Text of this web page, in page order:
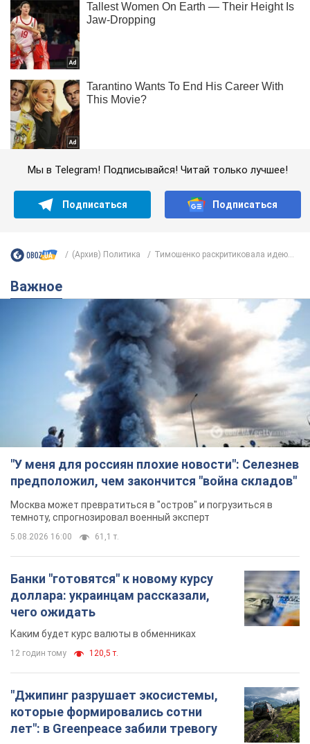
Мы в Telegram! Подписывайся! Читай только лучшее!
Подписаться Подписаться
(Архив) Политика Тимошенко раскритиковала идею...
Важное
"У меня для россиян плохие новости": Селезнев
предположил, чем закончится "война складов"
Москва может превратиться в "остров" и погрузиться в
темноту, спрогнозировал военный эксперт
5.08.2026 16:00 61,1 т.
Банки "готовятся" к новому курсу
доллара: украинцам рассказали,
чего ожидать
Каким будет курс валюты в обменниках
12 годин тому 120,5 т.
"Джипинг разрушает экосистемы,
которые формировались сотни
лет": в Greenpeace забили тревогу